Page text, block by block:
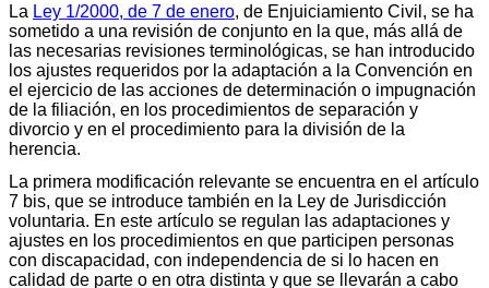
La Ley 1/2000, de 7 de enero, de Enjuiciamiento Civil, se ha
sometido a una revisión de conjunto en la que, más allá de
las necesarias revisiones terminológicas, se han introducido
los ajustes requeridos por la adaptación a la Convención en
el ejercicio de las acciones de determinación o impugnación
de la filiación, en los procedimientos de separación y
divorcio y en el procedimiento para la división de la
herencia.
La primera modificación relevante se encuentra en el artículo
7 bis, que se introduce también en la Ley de Jurisdicción
voluntaria. En este artículo se regulan las adaptaciones y
ajustes en los procedimientos en que participen personas
con discapacidad, con independencia de si lo hacen en
calidad de parte o en otra distinta y que se llevarán a cabo